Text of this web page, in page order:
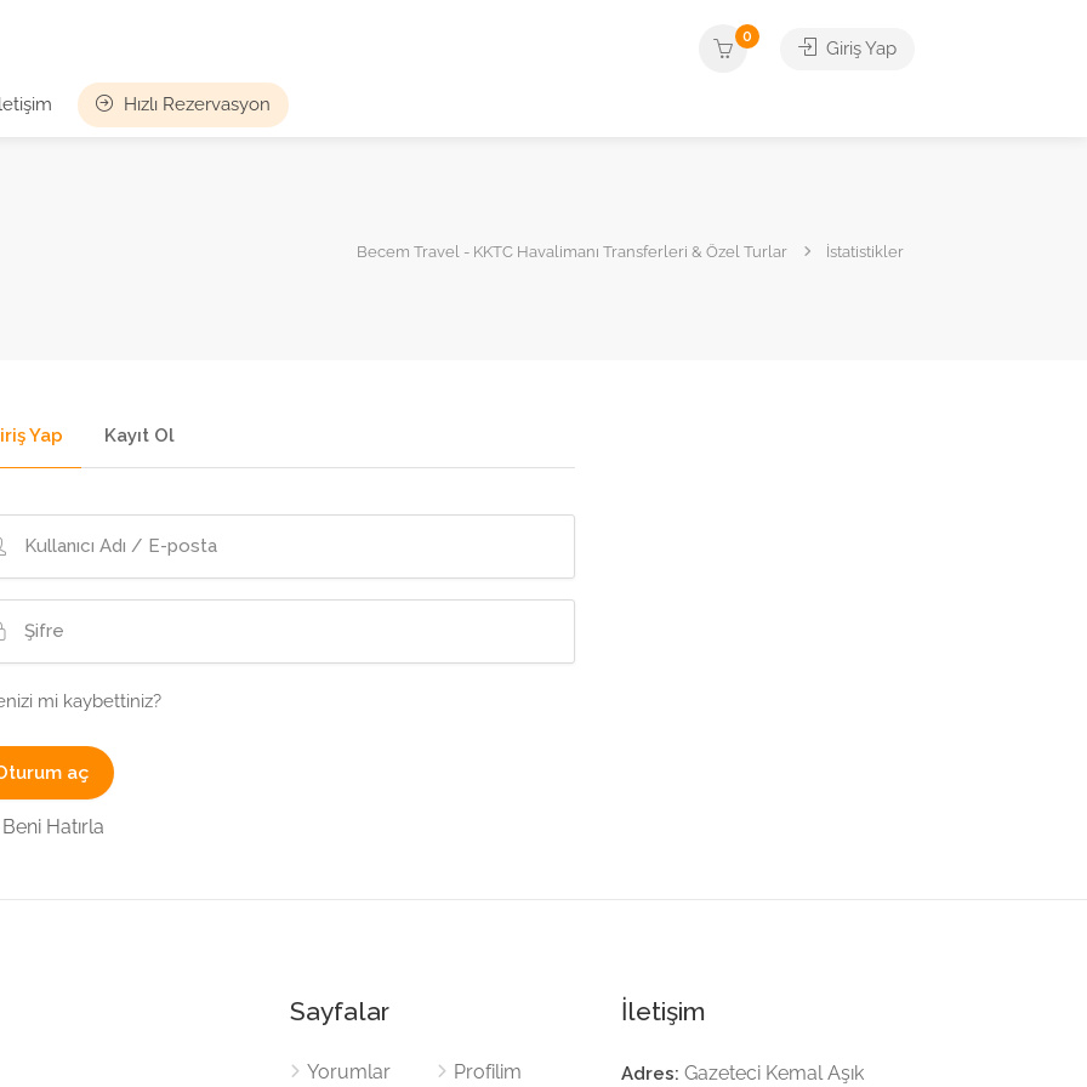
Hızlı Rezervasyon
0
Giriş Yap
Becem Travel - KKTC Havalimanı Transferleri & Özel Turlar İstatistikler
Yap Kayıt Ol
mi kaybettiniz?
Beni Hatırla
Sayfalar
Yorumlar Profilim
İletişim
Adres: Gazeteci Kemal Aşık